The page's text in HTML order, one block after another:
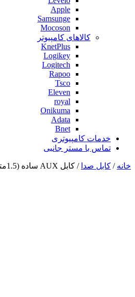
Apple
Samsunge
Mocoson
کالاهای کامپیوتر
KnetPlus
Logikey
Logitech
Rapoo
Tsco
Eleven
royal
Onikuma
Adata
Bnet
خدمات کامپیوتری
تماس با مستر جانبی
خانه / کابل صدا / کابل AUX ساده (1.5متری)